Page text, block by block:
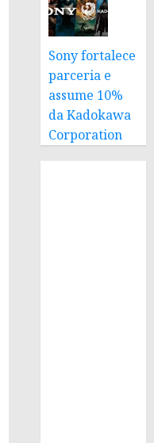
Sony fortalece
parceria e
assume 10%
da Kadokawa
Corporation